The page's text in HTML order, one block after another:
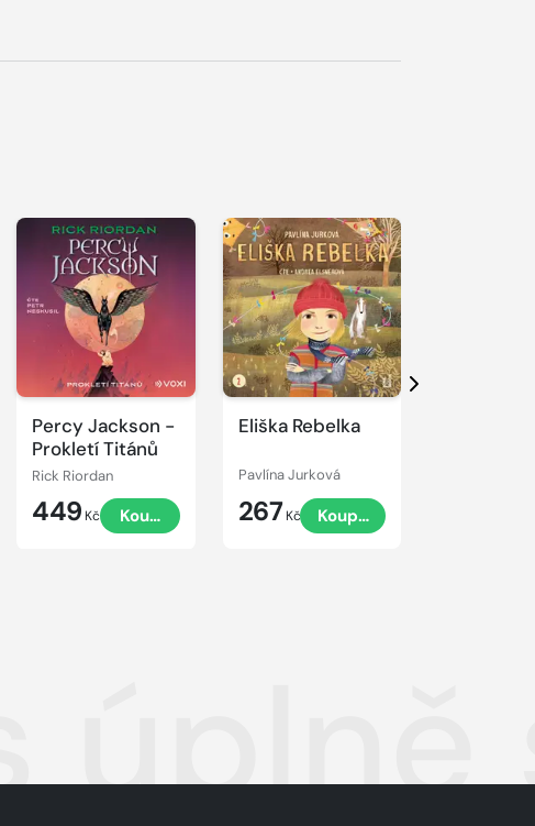
Percy Jackson -
Prokletí Titánů
Rick Riordan
449 Kč Koupit
Přehrát
ukázku
Eliška Rebelka
Pavlína Jurková
267 Kč Koupit
Přehrát
ukázku
Další